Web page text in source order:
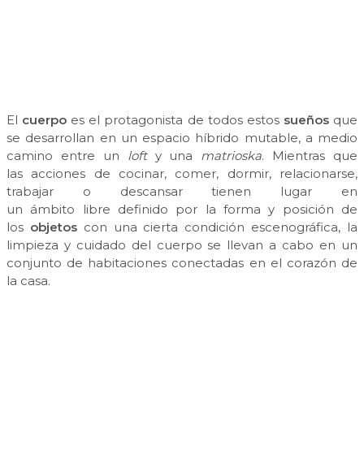
El cuerpo es el protagonista de todos estos sueños que
se desarrollan en un espacio híbrido mutable, a medio
camino entre un loft y una matrioska. Mientras que
las acciones de cocinar, comer, dormir, relacionarse,
trabajar o descansar tienen lugar en
un ámbito libre definido por la forma y posición de
los objetos con una cierta condición escenográfica, la
limpieza y cuidado del cuerpo se llevan a cabo en un
conjunto de habitaciones conectadas en el corazón de
la casa.